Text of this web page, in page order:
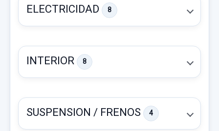
FARO ANTINIEBLA DERECHO usado.
MERCEDES-BENZ CLASE A (W169) A 180
ELECTRICIDAD 8
INTERIOR 8
SUSPENSION / FRENOS 4